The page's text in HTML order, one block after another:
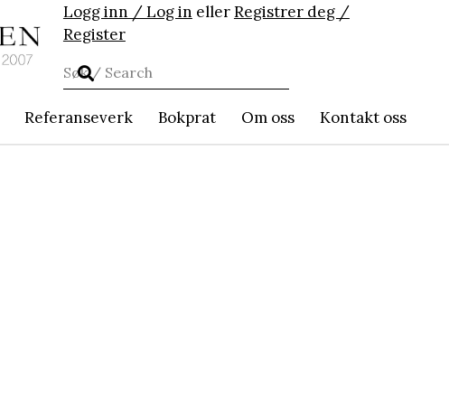
Logg inn / Log in ellerRegistrer deg /
Register
Referanseverk Bokprat Om oss Kontakt oss